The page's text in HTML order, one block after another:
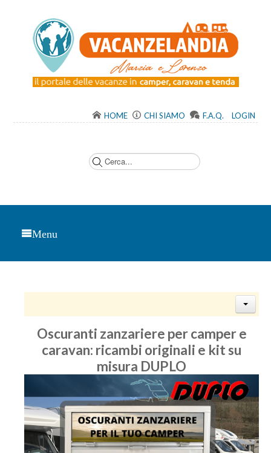
HOME CHI SIAMO F.A.Q. LOGIN
Menu
Oscuranti zanzariere per camper e
caravan: ricambi originali e kit su
misura DUPLO